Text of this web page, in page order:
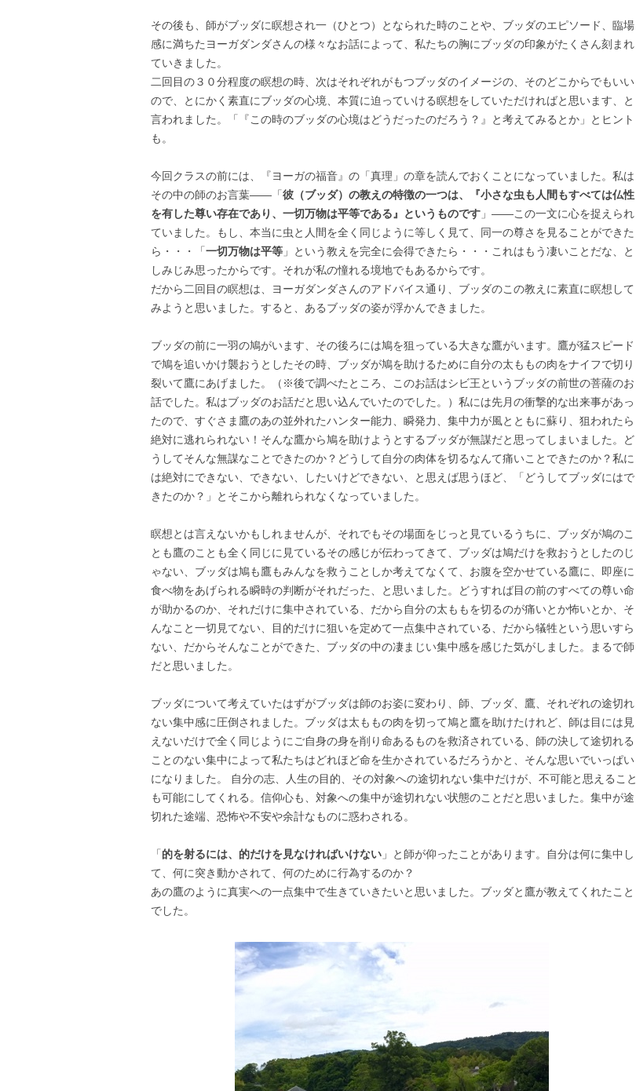
その後も、師がブッダに瞑想され一（ひとつ）となられた時のことや、ブッダのエピソード、臨場
感に満ちたヨーガダンダさんの様々なお話によって、私たちの胸にブッダの印象がたくさん刻まれ
ていきました。
二回目の３０分程度の瞑想の時、次はそれぞれがもつブッダのイメージの、そのどこからでもいい
ので、とにかく素直にブッダの心境、本質に迫っていける瞑想をしていただければと思います、と
言われました。「『この時のブッダの心境はどうだったのだろう？』と考えてみるとか」とヒント
も。
今回クラスの前には、『ヨーガの福音』の「真理」の章を読んでおくことになっていました。私は
その中の師のお言葉――「彼（ブッダ）の教えの特徴の一つは、『小さな虫も人間もすべては仏性
を有した尊い存在であり、一切万物は平等である』というものです 」――この一文に心を捉えられ
ていました。もし、本当に虫と人間を全く同じように等しく見て、同一の尊さを見ることができた
ら・・・「一切万物は平等 」という教えを完全に会得できたら・・・これはもう凄いことだな、と
しみじみ思ったからです。それが私の憧れる境地でもあるからです。
だから二回目の瞑想は、ヨーガダンダさんのアドバイス通り、ブッダのこの教えに素直に瞑想して
みようと思いました。すると、あるブッダの姿が浮かんできました。
ブッダの前に一羽の鳩がいます、その後ろには鳩を狙っている大きな鷹がいます。鷹が猛スピード
で鳩を追いかけ襲おうとしたその時、ブッダが鳩を助けるために自分の太ももの肉をナイフで切り
裂いて鷹にあげました。（※後で調べたところ、このお話はシビ王というブッダの前世の菩薩のお
話でした。私はブッダのお話だと思い込んでいたのでした。）私には先月の衝撃的な出来事があっ
たので、すぐさま鷹のあの並外れたハンター能力、瞬発力、集中力が風とともに蘇り、狙われたら
絶対に逃れられない！そんな鷹から鳩を助けようとするブッダが無謀だと思ってしまいました。ど
うしてそんな無謀なことできたのか？どうして自分の肉体を切るなんて痛いことできたのか？私に
は絶対にできない、できない、したいけどできない、と思えば思うほど、「どうしてブッダにはで
きたのか？」とそこから離れられなくなっていました。
瞑想とは言えないかもしれませんが、それでもその場面をじっと見ているうちに、ブッダが鳩のこ
とも鷹のことも全く同じに見ているその感じが伝わってきて、ブッダは鳩だけを救おうとしたのじ
ゃない、ブッダは鳩も鷹もみんなを救うことしか考えてなくて、お腹を空かせている鷹に、即座に
食べ物をあげられる瞬時の判断がそれだった、と思いました。どうすれば目の前のすべての尊い命
が助かるのか、それだけに集中されている、だから自分の太ももを切るのが痛いとか怖いとか、そ
んなこと一切見てない、目的だけに狙いを定めて一点集中されている、だから犠牲という思いすら
ない、だからそんなことができた、ブッダの中の凄まじい集中感を感じた気がしました。まるで師
だと思いました。
ブッダについて考えていたはずがブッダは師のお姿に変わり、師、ブッダ、鷹、それぞれの途切れ
ない集中感に圧倒されました。ブッダは太ももの肉を切って鳩と鷹を助けたけれど、師は目には見
えないだけで全く同じようにご自身の身を削り命あるものを救済されている、師の決して途切れる
ことのない集中によって私たちはどれほど命を生かされているだろうかと、そんな思いでいっぱい
になりました。 自分の志、人生の目的、その対象への途切れない集中だけが、不可能と思えること
も可能にしてくれる。信仰心も、対象への集中が途切れない状態のことだと思いました。集中が途
切れた途端、恐怖や不安や余計なものに惑わされる。
「的を射るには、的だけを見なければいけない 」と師が仰ったことがあります。自分は何に集中し
て、何に突き動かされて、何のために行為するのか？
あの鷹のように真実への一点集中で生きていきたいと思いました。ブッダと鷹が教えてくれたこと
でした。